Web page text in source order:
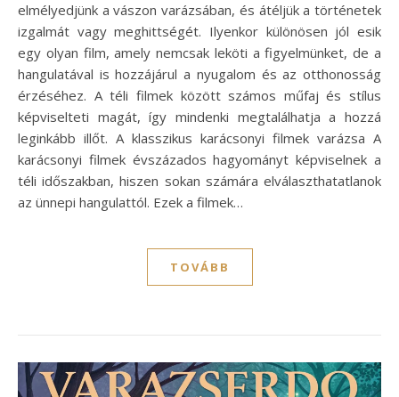
elmélyedjünk a vászon varázsában, és átéljük a történetek
izgalmát vagy meghittségét. Ilyenkor különösen jól esik
egy olyan film, amely nemcsak leköti a figyelmünket, de a
hangulatával is hozzájárul a nyugalom és az otthonosság
érzéséhez. A téli filmek között számos műfaj és stílus
képviselteti magát, így mindenki megtalálhatja a hozzá
leginkább illőt. A klasszikus karácsonyi filmek varázsa A
karácsonyi filmek évszázados hagyományt képviselnek a
téli időszakban, hiszen sokan számára elválaszthatatlanok
az ünnepi hangulattól. Ezek a filmek…
TOVÁBB